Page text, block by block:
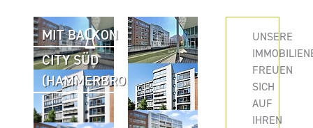
MIT BALKON
CITY SÜD
(HAMMERBROOK)
UNSERE
FREUEN
SICH
AUF
IHREN